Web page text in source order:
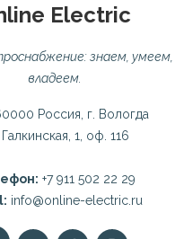
Electric
знаем, умеем,
владеем.
Россия, г. Вологда
1, оф. 116
+7 911 502 22 29
info@online-electric.ru